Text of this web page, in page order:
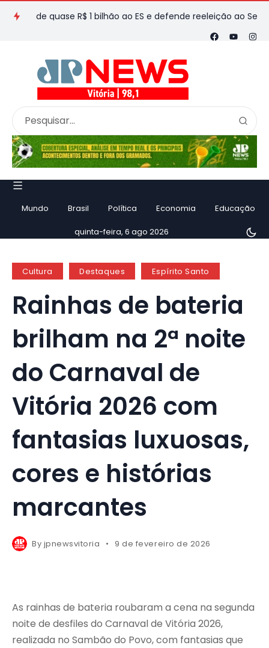
quase R$ 1 bilhão ao ES e defende reeleição ao Senado em
Mundo Brasil Política Economia Educação
quinta-feira, 6 ago 2026
Cultura Destaques Espírito Santo
Rainhas de bateria
brilham na 2ª noite
do Carnaval de
Vitória 2026 com
fantasias luxuosas,
cores e histórias
marcantes
By jpnewsvitoria 9 de fevereiro de 2026
As rainhas de bateria roubaram a cena na segunda
noite de desfiles do Carnaval de Vitória 2026,
realizada no Sambão do Povo, com fantasias que